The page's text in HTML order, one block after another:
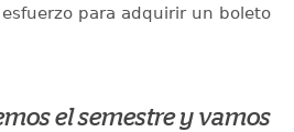
para adquirir un boleto
el semestre y vamos